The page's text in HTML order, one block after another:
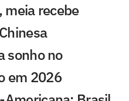
meia recebe
sonho no
em 2026